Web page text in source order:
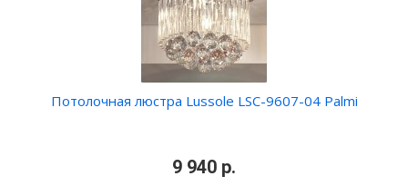
Потолочная люстра Lussole LSC-9607-04 Palmi
9 940 р.